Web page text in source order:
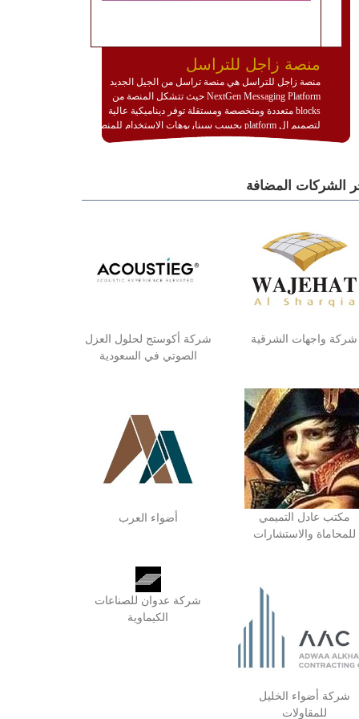
منصة زاجل للتراسل
منصة زاجل للتراسل هي منصة تراسل من الجيل الجديد
NextGen Messaging Platform حيث تتشكل المنصة من
blocks متعددة ومتخصصة ومستقلة توفر ديناميكية عالية
لتصميم ال platform بحسب سيناريوهات الاستخدام للمنصة
وتتوافق مع النشر والاستثمار ضمن بيئة استضافة dedicated
تخدم أي سيناريو تراسل مهما كان معقدا عبر إضافة ومعايرة
عناصر ديناميكية (dynamic items) وتجهيز إعدادات التواصل
http://www.plutosms.com/zagel
الشركات المضافة
شركة واجهات الشرقية
شركة أكوستج لحلول العزل
الصوتي في السعودية
مكتب عادل التميمي
للمحاماة والاستشارات
أضواء العرب
شركة أضواء الخليل
للمقاولات
شركة عدوان للصناعات
الكيماوية